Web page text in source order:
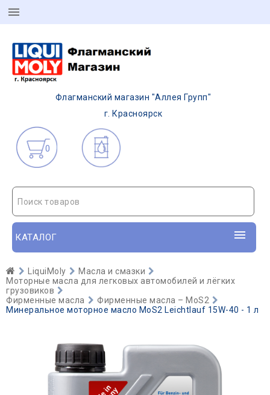
Флагманский магазин "Аллея Групп"
г. Красноярск
0
Поиск товаров
КАТАЛОГ
LiquiMoly
Масла и смазки
Моторные масла для легковых автомобилей и лёгких
грузовиков
Фирменные масла
Фирменные масла – MoS2
Минеральное моторное масло MoS2 Leichtlauf 15W-40 - 1 л